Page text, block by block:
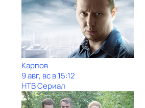
Карпов
9 авг, вс в 15:12
НТВ Сериал